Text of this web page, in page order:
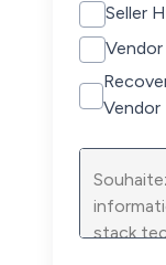
Seller
Vendor